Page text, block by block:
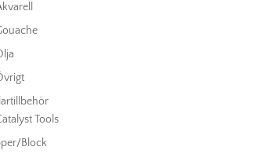
Tools
Block